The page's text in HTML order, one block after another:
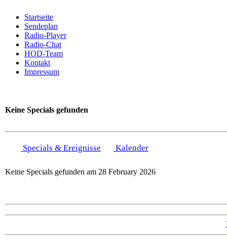
Startseite
Sendeplan
Radio-Player
Radio-Chat
HOD-Team
Kontakt
Impressum
Keine Specials gefunden
Specials & Ereignisse Kalender
Keine Specials gefunden am 28 February 2026